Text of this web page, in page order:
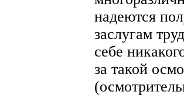
надеются
заслугам
себе
за такой